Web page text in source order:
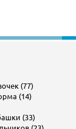
(77)
(14)
(33)